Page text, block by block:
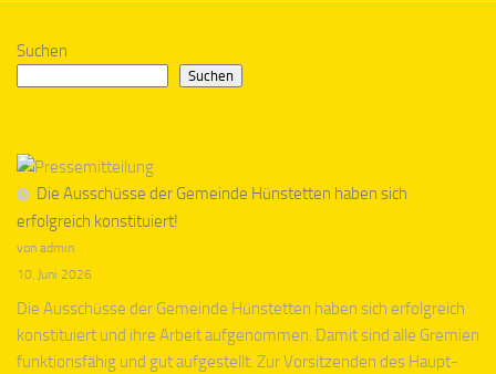
Suchen
Suchen
Die Ausschüsse der Gemeinde Hünstetten haben sich
erfolgreich konstituiert!
von admin
10. Juni 2026
Die Ausschüsse der Gemeinde Hünstetten haben sich erfolgreich
konstituiert und ihre Arbeit aufgenommen. Damit sind alle Gremien
funktionsfähig und gut aufgestellt. Zur Vorsitzenden des Haupt-